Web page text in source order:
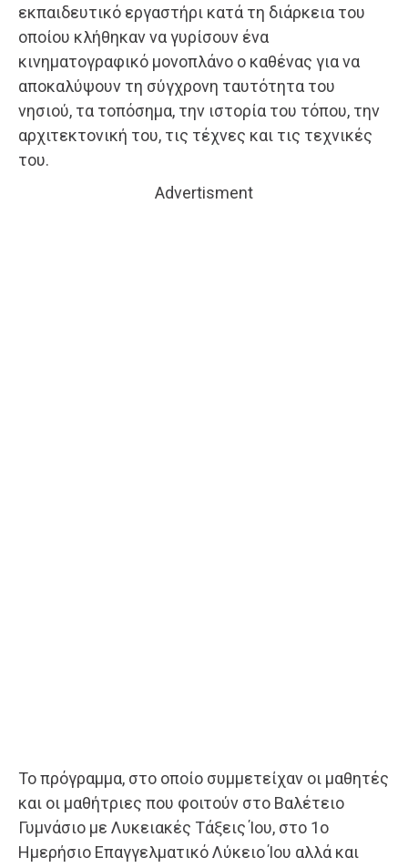
εκπαιδευτικό εργαστήρι κατά τη διάρκεια του
οποίου κλήθηκαν να γυρίσουν ένα
κινηματογραφικό μονοπλάνο ο καθένας για να
αποκαλύψουν τη σύγχρονη ταυτότητα του
νησιού, τα τοπόσημα, την ιστορία του τόπου, την
αρχιτεκτονική του, τις τέχνες και τις τεχνικές
του.
Advertisment
Το πρόγραμμα, στο οποίο συμμετείχαν οι μαθητές
και οι μαθήτριες που φοιτούν στο Βαλέτειο
Γυμνάσιο με Λυκειακές Τάξεις Ίου, στο 1ο
Ημερήσιο Επαγγελματικό Λύκειο Ίου αλλά και